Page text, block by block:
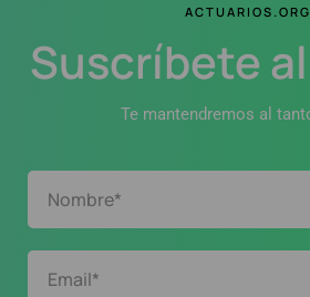
ACTUARIOS.ORG
Suscríbete
Te mantendremos al